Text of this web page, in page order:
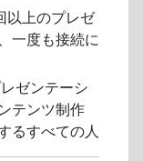
以上のプレゼ
一度も接続に
ゼンテーシ
テンツ制作
るすべての人